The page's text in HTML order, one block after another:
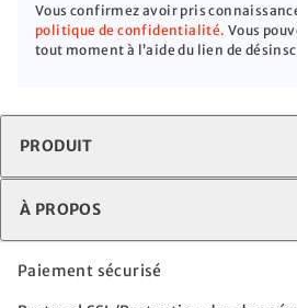
Vous confirmez avoir pris
politique de confidentialité. Vous
tout moment à l’aide du lien de
PRODUIT
À PROPOS
Paiement sécurisé